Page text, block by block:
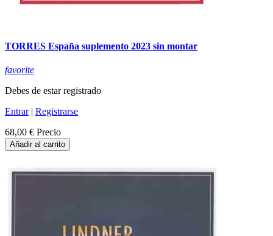
TORRES España suplemento 2023 sin montar
favorite
Debes de estar registrado
Entrar| Registrarse
68,00 € Precio
Añadir al carrito